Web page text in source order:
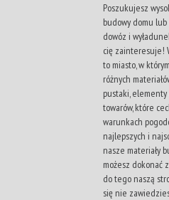
Poszukujesz
budowy domu lub
dowóz i
cię zainteresuje!
to miasto, w
różnych
pustaki,
towarów, które
warunkach
najlepszych i
nasze materiały
możesz dokonać
do tego naszą
się nie